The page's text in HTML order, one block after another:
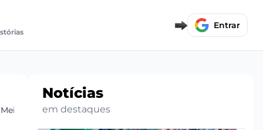
Entrar
Notícias
em destaques